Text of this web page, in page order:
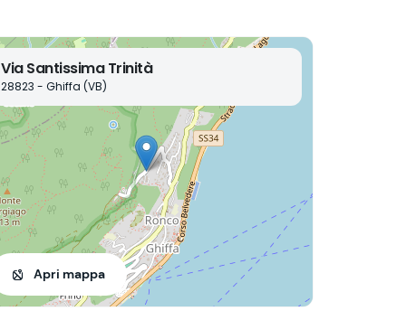
Via Santissima Trinità
28823 - Ghiffa (VB)
Apri mappa